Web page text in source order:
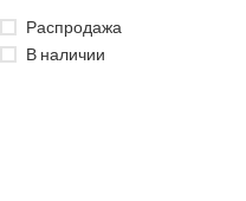
Распродажа
В наличии